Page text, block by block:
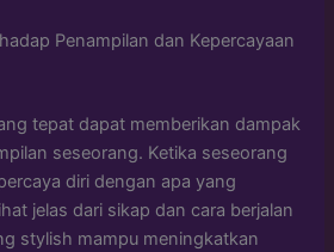
Penampilan dan Kepercayaan
tepat dapat memberikan dampak
seseorang. Ketika seseorang
diri dengan apa yang
jelas dari sikap dan cara berjalan
stylish mampu meningkatkan